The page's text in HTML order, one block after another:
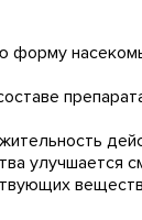
форму
улучшается